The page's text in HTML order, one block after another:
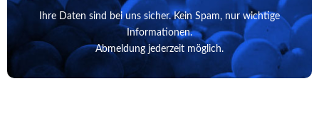
Ihre Daten sind bei uns sicher. Kein Spam, nur wichtige
Informationen.
Abmeldung jederzeit möglich.